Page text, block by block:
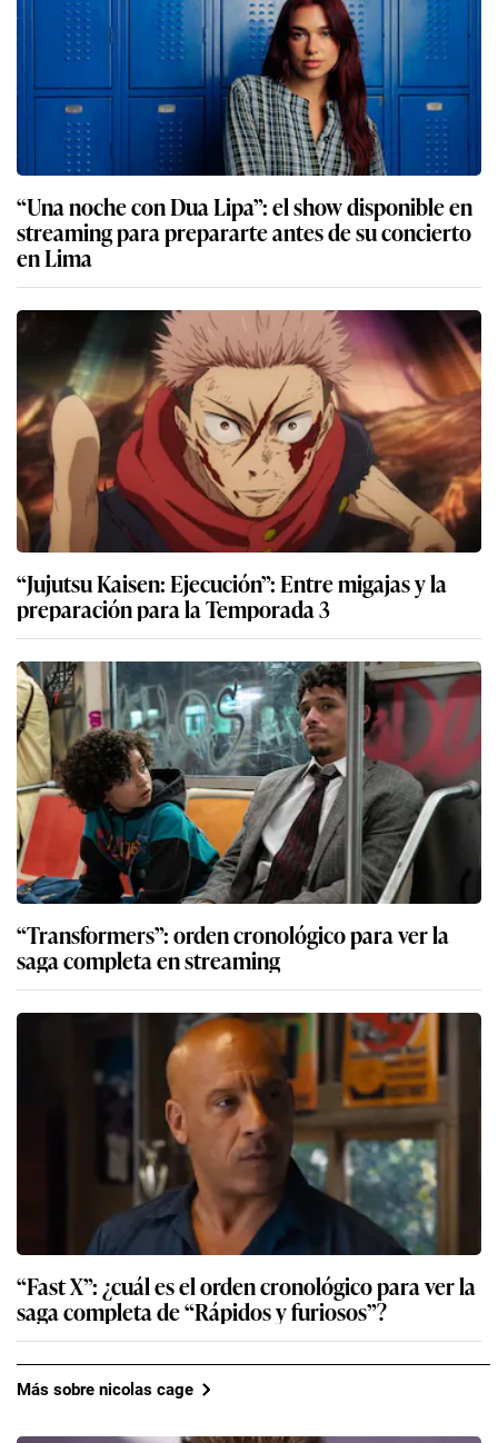
“Una noche con Dua Lipa”: el show disponible en
streaming para prepararte antes de su concierto
en Lima
“Jujutsu Kaisen: Ejecución”: Entre migajas y la
preparación para la Temporada 3
“Transformers”: orden cronológico para ver la
saga completa en streaming
“Fast X”: ¿cuál es el orden cronológico para ver la
saga completa de “Rápidos y furiosos”?
Más sobre nicolas cage